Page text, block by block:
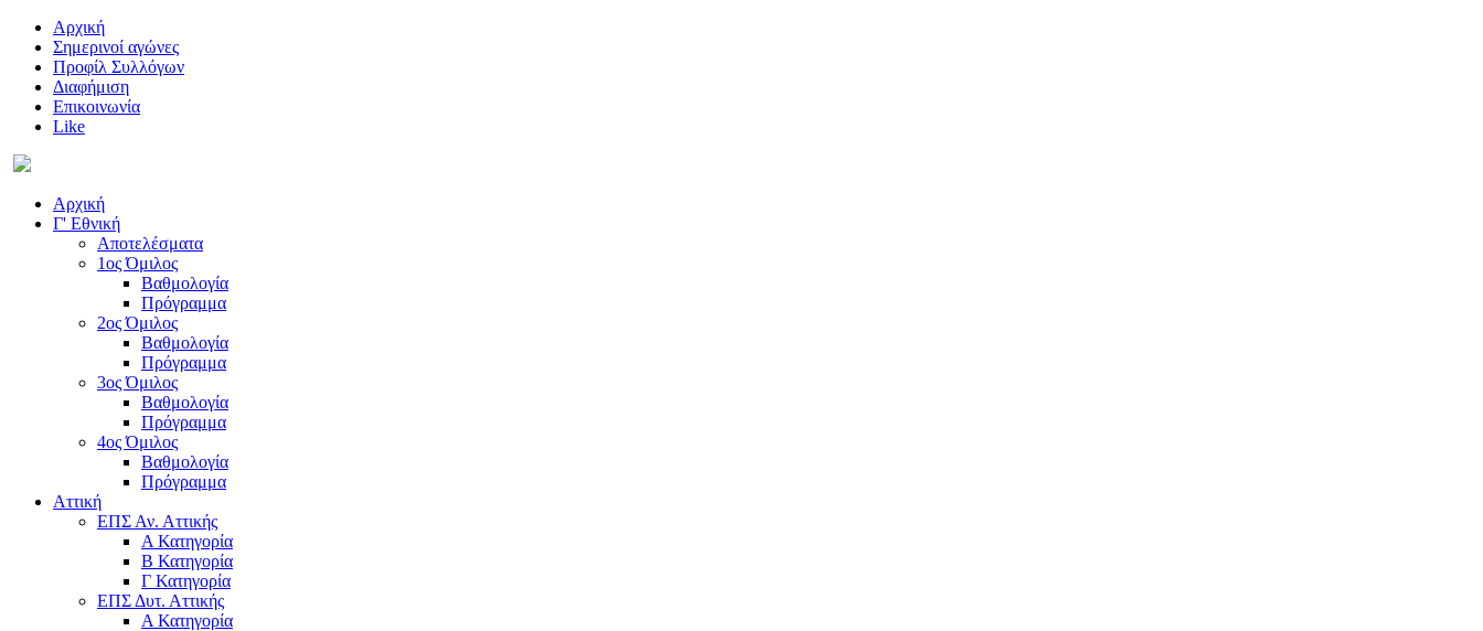
Αρχική
Σημερινοί αγώνες
Προφίλ Συλλόγων
Διαφήμιση
Επικοινωνία
Like
Αρχική
Γ' Εθνική
Αποτελέσματα
1ος Όμιλος
Βαθμολογία
Πρόγραμμα
2ος Όμιλος
Βαθμολογία
Πρόγραμμα
3ος Όμιλος
Βαθμολογία
Πρόγραμμα
4ος Όμιλος
Βαθμολογία
Πρόγραμμα
Αττική
ΕΠΣ Αν. Αττικής
Α Κατηγορία
Β Κατηγορία
Γ Κατηγορία
ΕΠΣ Δυτ. Αττικής
Α Κατηγορία